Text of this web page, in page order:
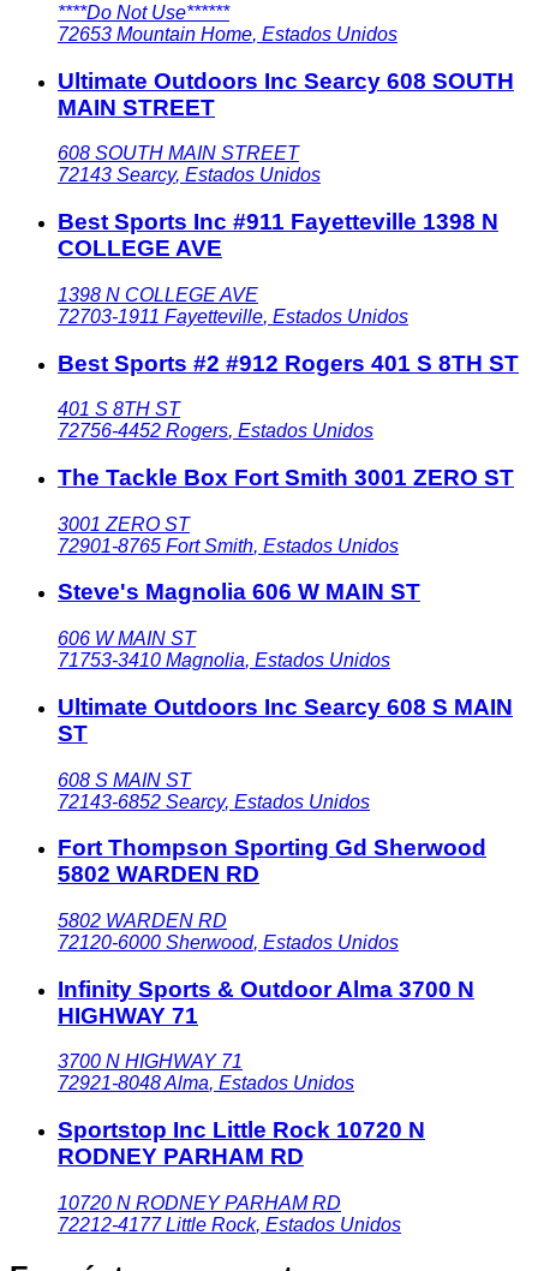
****Do Not Use******
72653 Mountain Home, Estados Unidos
Ultimate Outdoors Inc Searcy 608 SOUTH
MAIN STREET
608 SOUTH MAIN STREET
72143 Searcy, Estados Unidos
Best Sports Inc #911 Fayetteville 1398 N
COLLEGE AVE
1398 N COLLEGE AVE
72703-1911 Fayetteville, Estados Unidos
Best Sports #2 #912 Rogers 401 S 8TH ST
401 S 8TH ST
72756-4452 Rogers, Estados Unidos
The Tackle Box Fort Smith 3001 ZERO ST
3001 ZERO ST
72901-8765 Fort Smith, Estados Unidos
Steve's Magnolia 606 W MAIN ST
606 W MAIN ST
71753-3410 Magnolia, Estados Unidos
Ultimate Outdoors Inc Searcy 608 S MAIN
ST
608 S MAIN ST
72143-6852 Searcy, Estados Unidos
Fort Thompson Sporting Gd Sherwood
5802 WARDEN RD
5802 WARDEN RD
72120-6000 Sherwood, Estados Unidos
Infinity Sports & Outdoor Alma 3700 N
HIGHWAY 71
3700 N HIGHWAY 71
72921-8048Alma, Estados Unidos
Sportstop Inc Little Rock 10720 N
RODNEY PARHAM RD
10720 N RODNEY PARHAM RD
72212-4177 Little Rock, Estados Unidos